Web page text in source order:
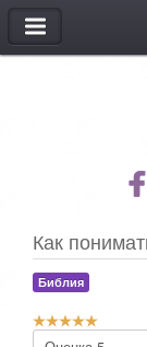
Как
Библия
Р